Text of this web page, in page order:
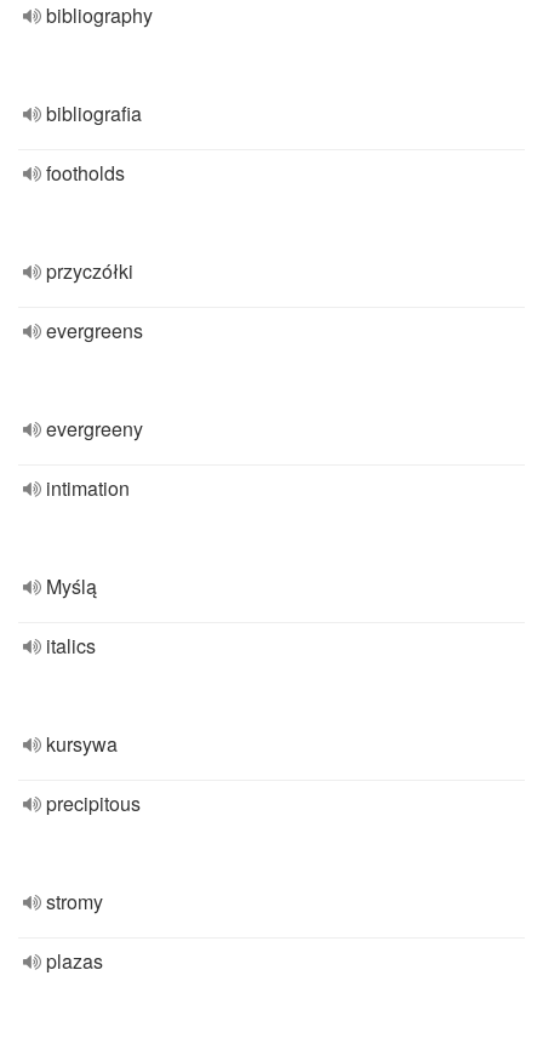
bibliography
bibliografia
footholds
przyczółki
evergreens
evergreeny
intimation
Myślą
italics
kursywa
precipitous
stromy
plazas